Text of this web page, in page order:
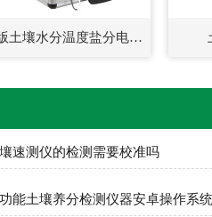
4G版土壤水分温度盐分电导率PH氮磷钾测定仪
速测仪的检测需要校准吗
能土壤养分检测仪器安卓操作系